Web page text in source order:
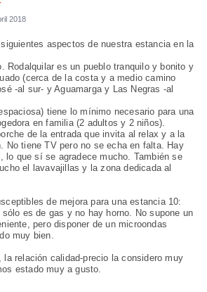
2018
aspectos de nuestra estancia en la
Rodalquilar es un pueblo tranquilo y bonito y
(cerca de la costa y a medio camino
-al sur- y Aguamarga y Las Negras -al
tiene lo mínimo necesario para una
en familia (2 adultos y 2 niños).
de la entrada que invita al relax y a la
No tiene TV pero no se echa en falta. Hay
lo que sí se agradece mucho. También se
el lavavajillas y la zona dedicada al
de mejora para una estancia 10:
sólo es de gas y no hay horno. No supone un
pero disponer de un microondas
muy bien.
la relación calidad-precio la considero muy
estado muy a gusto.